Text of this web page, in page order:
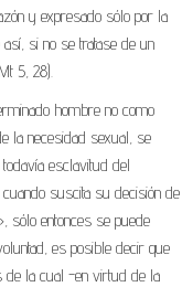
y expresado sólo por la
si no se tratase de un
5, 28).
hombre no como
la necesidad sexual, se
esclavitud del
suscita su decisión de
sólo entonces se puede
es posible decir que
de la cual -en virtud de la